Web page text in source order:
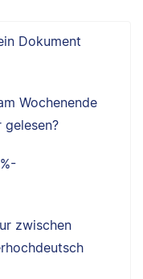
Dokument
Wochenende
gelesen?
zwischen